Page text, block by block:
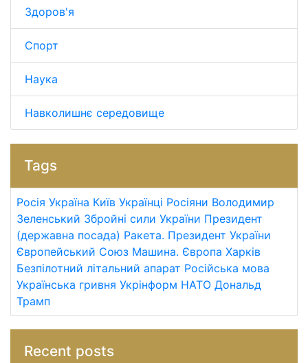
Здоров'я
Спорт
Наука
Навколишнє середовище
Tags
Росія Україна Київ Українці Росіяни Володимир
Зеленський Збройні сили України Президент
(державна посада) Ракета. Президент України
Європейський Союз Машина. Європа Харків
Безпілотний літальний апарат Російська мова
Українська гривня Укрінформ НАТО Дональд
Трамп
Recent posts